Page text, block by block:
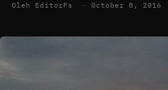
Oleh EditorFs — October 8, 2016